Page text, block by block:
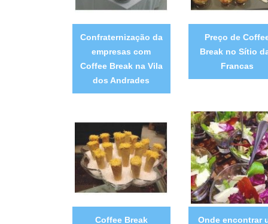
Confraternização da
empresas com
Coffee Break na Vila
dos Andrades
Preço de
Break no Sítio
Francas
Coffee Break
Onde encontrar